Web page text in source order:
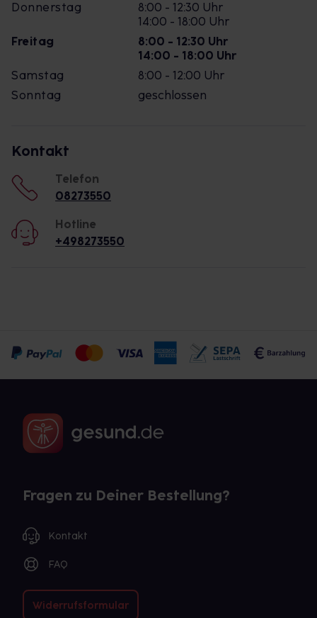
Donnerstag
8:00 - 12:30 Uhr
14:00 - 18:00 Uhr
Freitag
8:00 - 12:30 Uhr
14:00 - 18:00 Uhr
Samstag
8:00 - 12:00 Uhr
Sonntag
geschlossen
Kontakt
Telefon
08273550
Hotline
+498273550
Fragen zu Deiner Bestellung?
Kontakt
FAQ
Widerrufsformular